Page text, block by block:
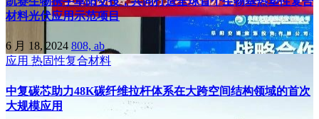
材料光伏应用示范项目
6 月 18, 2024 808, ab
应用 热固性复合材料
中复碳芯助力48K碳纤维拉杆体系在大跨空间结构领域的首次
大规模应用